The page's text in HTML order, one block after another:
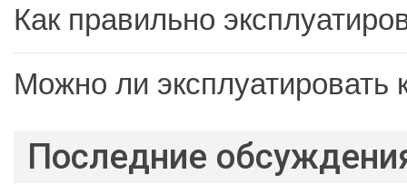
Как правильно
Можно ли эксплуатировать
Последние